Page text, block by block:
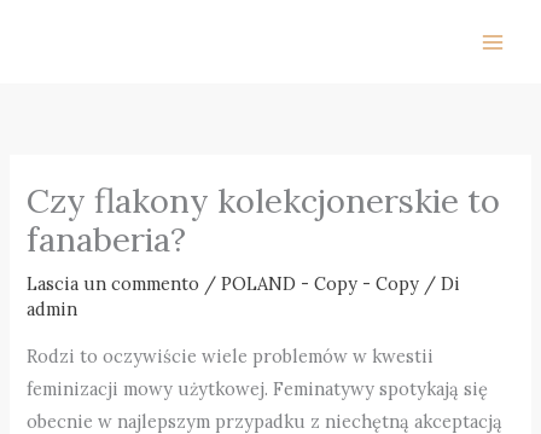
Czy flakony kolekcjonerskie to
fanaberia?
Lascia un commento /POLAND - Copy - Copy / Di
admin
Rodzi to oczywiście wiele problemów w kwestii
feminizacji mowy użytkowej. Feminatywy spotykają się
obecnie w najlepszym przypadku z niechętną akceptacją